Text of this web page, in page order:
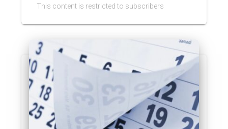
This content is restricted to subscribers